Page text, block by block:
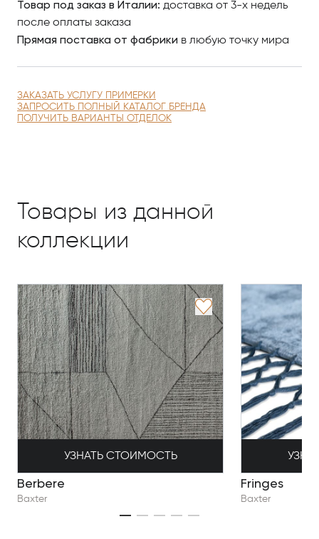
Товар под заказ в Италии: доставка от 3-х недель
после оплаты заказа
Прямая поставка от фабрики в любую точку мира
ЗАКАЗАТЬ УСЛУГУ ПРИМЕРКИ
ЗАПРОСИТЬ ПОЛНЫЙ КАТАЛОГ БРЕНДА
ПОЛУЧИТЬ ВАРИАНТЫ ОТДЕЛОК
Товары из данной
коллекции
УЗНАТЬ СТОИМОСТЬ
Berbere
Baxter
Fringes
Baxter